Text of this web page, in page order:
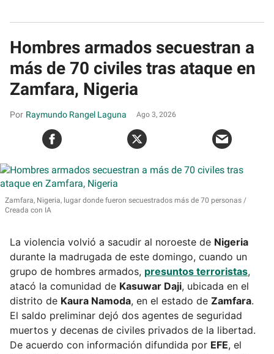
Hombres armados secuestran a
más de 70 civiles tras ataque en
Zamfara, Nigeria
Raymundo Rangel Laguna Ago 3, 2026
Zamfara, Nigeria, lugar donde fueron secuestrados más de 70 personas
Creada con IA
La violencia volvió a sacudir al noroeste de Nigeria
durante la madrugada de este domingo, cuando un
grupo de hombres armados, presuntos terroristas,
atacó la comunidad de Kasuwar Daji, ubicada en el
distrito de Kaura Namoda, en el estado de Zamfara.
El saldo preliminar dejó dos agentes de seguridad
muertos y decenas de civiles privados de la libertad.
De acuerdo con información difundida por EFE, el